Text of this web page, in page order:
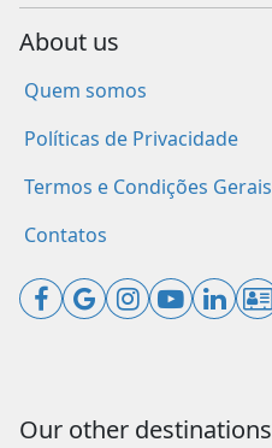
About us
Quem somos
Políticas de Privacidade
Termos e Condições Gerais
Contatos
Our other destinations